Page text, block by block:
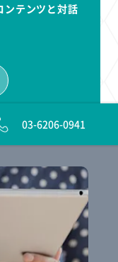
ンテンツと対話
03-6206-0941